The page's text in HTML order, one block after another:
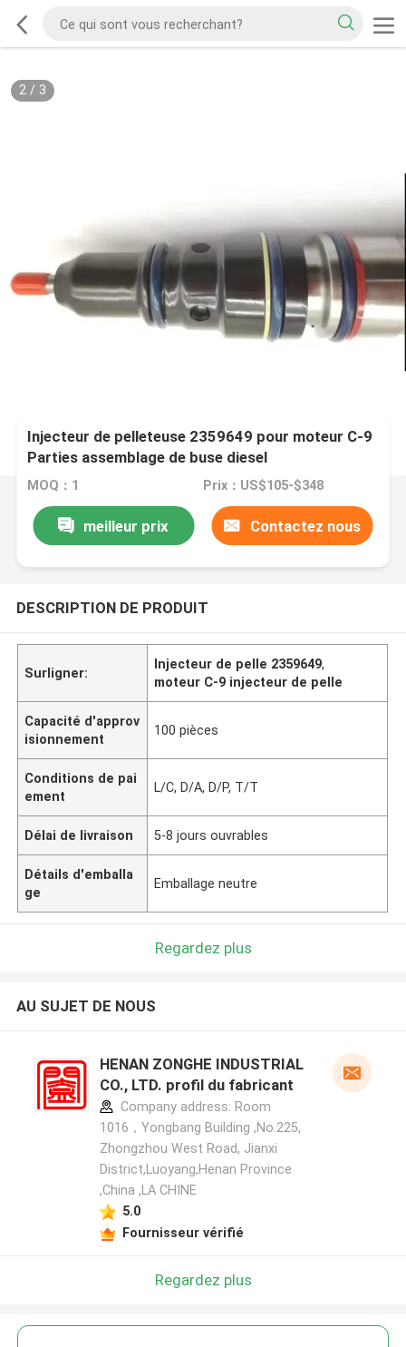
2/ 3
Injecteur de pelleteuse 2359649 pour moteur C-9
Parties assemblage de buse diesel
MOQ：1 Prix：US$105-$348
meilleur prix Contactez nous
DESCRIPTION DE PRODUIT
Surligner:
Injecteur de pelle 2359649,
moteur C-9 injecteur de pelle
Capacité d'approv
isionnement
100 pièces
Conditions de pai
ement
L/C, D/A, D/P, T/T
Délai de livraison 5-8 jours ouvrables
Détails d'emballa
ge
Emballage neutre
Regardez plus
AU SUJET DE NOUS
HENAN ZONGHE INDUSTRIAL
CO., LTD. profil du fabricant
Company address: Room
1016，Yongbang Building ,No.225,
Zhongzhou West Road, Jianxi
District,Luoyang,Henan Province
,China ,LA CHINE
5.0
Fournisseur vérifié
Regardez plus